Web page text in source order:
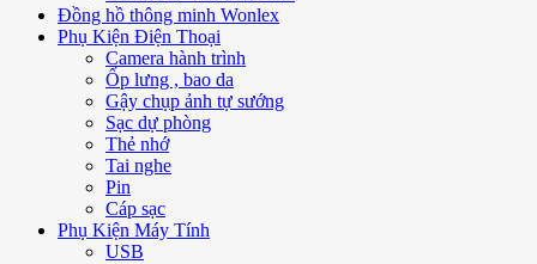
Đồng hồ thông minh Wonlex
Phụ Kiện Điện Thoại
Camera hành trình
Ốp lưng , bao da
Gậy chụp ảnh tự sướng
Sạc dự phòng
Thẻ nhớ
Tai nghe
Pin
Cáp sạc
Phụ Kiện Máy Tính
USB